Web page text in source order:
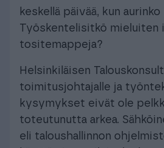
keskellä päivää, kun aurinko
Työskentelisitkö mieluiten
tositemappeja?
Helsinkiläisen
toimitusjohtajalle ja
kysymykset eivät ole
toteutunutta arkea.
eli taloushallinnon